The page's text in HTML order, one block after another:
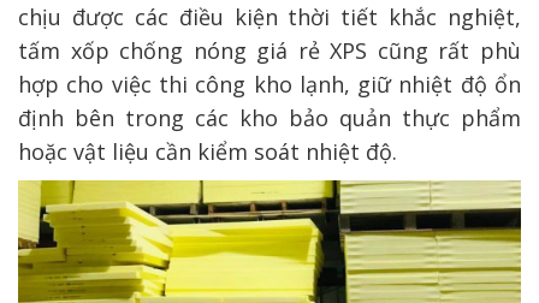
chịu được các điều kiện thời tiết khắc nghiệt,
tấm xốp chống nóng giá rẻXPS cũng rất phù
hợp cho việc thi công kho lạnh, giữ nhiệt độ ổn
định bên trong các kho bảo quản thực phẩm
hoặc vật liệu cần kiểm soát nhiệt độ.